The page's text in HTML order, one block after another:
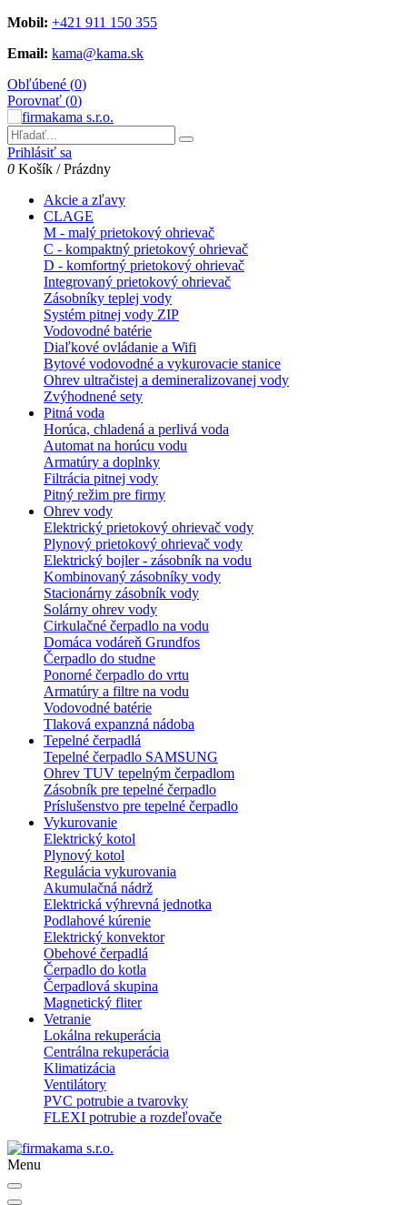
Mobil: +421 911 150 355
Email: kama@kama.sk
Obľúbené (0)
Porovnať (0)
Prihlásiť sa
0 Košík /Prázdny
Akcie a zľavy
CLAGE
M - malý prietokový ohrievač
C - kompaktný prietokový ohrievač
D - komfortný prietokový ohrievač
Integrovaný prietokový ohrievač
Zásobníky teplej vody
Systém pitnej vody ZIP
Vodovodné batérie
Diaľkové ovládanie a Wifi
Bytové vodovodné a vykurovacie stanice
Ohrev ultračistej a demineralizovanej vody
Zvýhodnené sety
Pitná voda
Horúca, chladená a perlivá voda
Automat na horúcu vodu
Armatúry a doplnky
Filtrácia pitnej vody
Pitný režim pre firmy
Ohrev vody
Elektrický prietokový ohrievač vody
Plynový prietokový ohrievač vody
Elektrický bojler - zásobník na vodu
Kombinovaný zásobníky vody
Stacionárny zásobník vody
Solárny ohrev vody
Cirkulačné čerpadlo na vodu
Domáca vodáreň Grundfos
Čerpadlo do studne
Ponorné čerpadlo do vrtu
Armatúry a filtre na vodu
Vodovodné batérie
Tlaková expanzná nádoba
Tepelné čerpadlá
Tepelné čerpadlo SAMSUNG
Ohrev TUV tepelným čerpadlom
Zásobník pre tepelné čerpadlo
Príslušenstvo pre tepelné čerpadlo
Vykurovanie
Elektrický kotol
Plynový kotol
Regulácia vykurovania
Akumulačná nádrž
Elektrická výhrevná jednotka
Podlahové kúrenie
Elektrický konvektor
Obehové čerpadlá
Čerpadlo do kotla
Čerpadlová skupina
Magnetický fliter
Vetranie
Lokálna rekuperácia
Centrálna rekuperácia
Klimatizácia
Ventilátory
PVC potrubie a tvarovky
FLEXI potrubie a rozdeľovače
Menu